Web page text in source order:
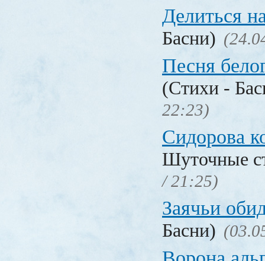
Делиться
Басни)
Песня
(Стихи -
22:23)
Сидорова
Шуточные
/ 21:25)
Заячьи
Басни)